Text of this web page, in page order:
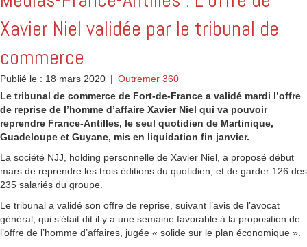
Xavier Niel validée par le tribunal de
commerce
Publié le : 18 mars 2020 | Outremer 360
Le tribunal de commerce de Fort-de-France a validé mardi l’offre
de reprise de l’homme d’affaire Xavier Niel qui va pouvoir
reprendre France-Antilles, le seul quotidien de Martinique,
Guadeloupe et Guyane, mis en liquidation fin janvier.
La société NJJ, holding personnelle de Xavier Niel, a proposé début
mars de reprendre les trois éditions du quotidien, et de garder 126 des
235 salariés du groupe.
Le tribunal a validé son offre de reprise, suivant l’avis de l’avocat
général, qui s’était dit il y a une semaine favorable à la proposition de
l’offre de l’homme d’affaires, jugée « solide sur le plan économique ».